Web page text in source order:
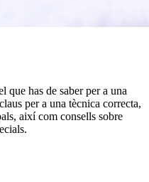
que has de saber per a una
per a una tècnica correcta,
així com consells sobre